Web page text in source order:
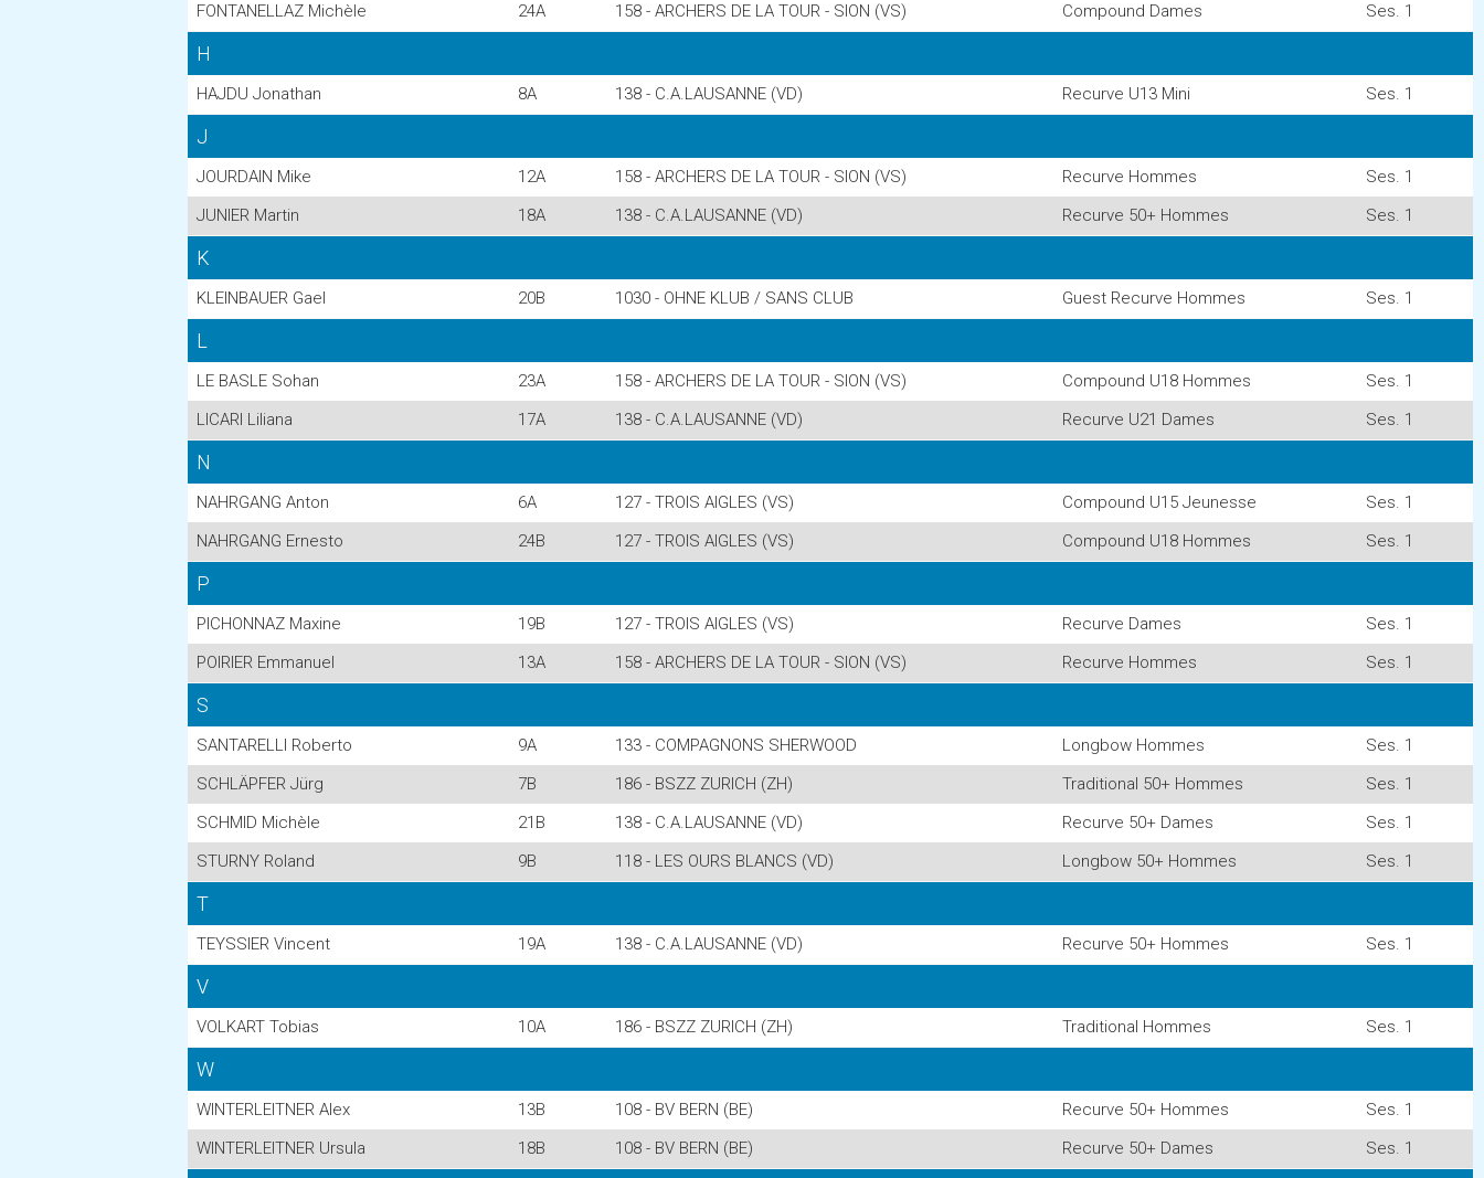
FONTANELLAZ Michèle 24A 158 - ARCHERS DE LA TOUR - SION (VS) Compound Dames Ses. 1
H
HAJDU Jonathan 8A 138 - C.A.LAUSANNE (VD) Recurve U13 Mini Ses. 1
J
JOURDAIN Mike 12A 158 - ARCHERS DE LA TOUR - SION (VS) Recurve Hommes
Ses. 1
JUNIER Martin
18A 138 - C.A.LAUSANNE (VD) Recurve 50+ Hommes Ses. 1
K
KLEINBAUER Gael 20B 1030 - OHNE KLUB / SANS CLUB Guest Recurve Hommes Ses. 1
L
LE BASLE Sohan 23A 158 - ARCHERS DE LA TOUR - SION (VS) Compound U18 Hommes
Ses. 1
LICARI Liliana
17A 138 - C.A.LAUSANNE (VD) Recurve U21 Dames Ses. 1
N
NAHRGANG Anton 6A 127 - TROIS AIGLES (VS) Compound U15 Jeunesse
Ses. 1
NAHRGANG Ernesto
24B 127 - TROIS AIGLES (VS) Compound U18 Hommes Ses. 1
P
PICHONNAZ Maxine 19B 127 - TROIS AIGLES (VS) Recurve Dames
Ses. 1
POIRIER Emmanuel
13A 158 - ARCHERS DE LA TOUR - SION (VS) Recurve Hommes Ses. 1
S
SANTARELLI Roberto 9A 133 - COMPAGNONS SHERWOOD Longbow Hommes
Ses. 1
SCHLÄPFER Jürg
7B 186 - BSZZ ZURICH (ZH) Traditional 50+ Hommes
Ses. 1
SCHMID Michèle
21B 138 - C.A.LAUSANNE (VD) Recurve 50+ Dames
Ses. 1
STURNY Roland
9B 118 - LES OURS BLANCS (VD) Longbow 50+ Hommes Ses. 1
T
TEYSSIER Vincent 19A 138 - C.A.LAUSANNE (VD) Recurve 50+ Hommes Ses. 1
V
VOLKART Tobias 10A 186 - BSZZ ZURICH (ZH) Traditional Hommes Ses. 1
W
WINTERLEITNER Alex 13B 108 - BV BERN (BE) Recurve 50+ Hommes
Ses. 1
WINTERLEITNER Ursula
18B 108 - BV BERN (BE) Recurve 50+ Dames Ses. 1